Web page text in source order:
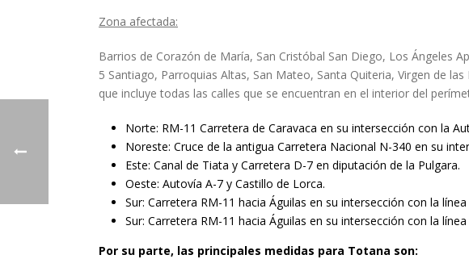
Zona afectada:
Barrios de Corazón de María, San Cristóbal San Diego, Los Ángeles
5 Santiago, Parroquias Altas, San Mateo, Santa Quiteria, Virgen de
que incluye todas las calles que se encuentran en el interior del
Norte: RM-11 Carretera de Caravaca en su intersección con la
Noreste: Cruce de la antigua Carretera Nacional N-340 en su
Este: Canal de Tiata y Carretera D-7 en diputación de la Pulgara.
Oeste: Autovía A-7 y Castillo de Lorca.
Sur: Carretera RM-11 hacia Águilas en su intersección con la
Sur: Carretera RM-11 hacia Águilas en su intersección con la
Por su parte, las principales medidas para Totana son: